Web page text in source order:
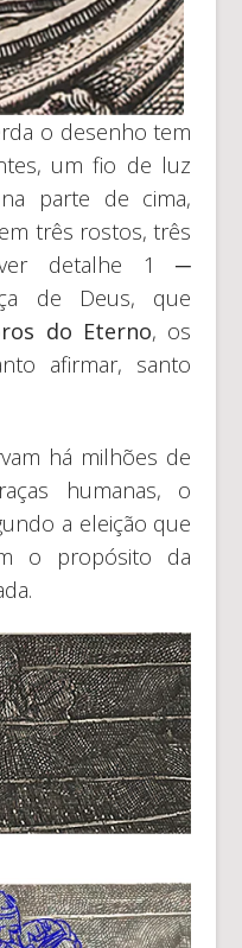
o desenho tem
um fio de luz
parte de cima,
três rostos, três
detalhe 1 ─
de Deus, que
do Eterno, os
afirmar, santo
há milhões de
humanas, o
a eleição que
o propósito da